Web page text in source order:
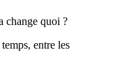
change quoi ?
entre les